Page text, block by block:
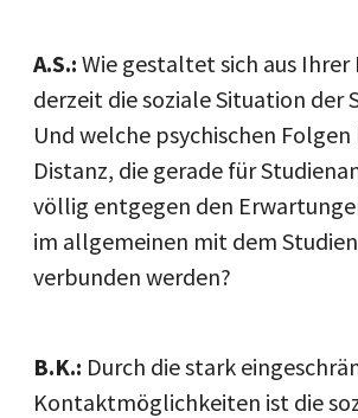
A.S.: Wie gestaltet sich aus Ihrer
derzeit die soziale Situation der
Und welche psychischen
Distanz, die gerade für
völlig entgegen den
im allgemeinen mit dem
verbunden werden?
B.K.: Durch die stark
Kontaktmöglichkeiten ist die